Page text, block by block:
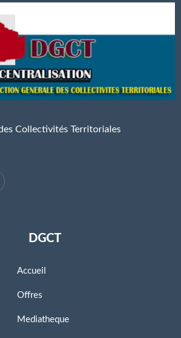
Collectivités Territoriales
DGCT
Accueil
Offres
Mediatheque